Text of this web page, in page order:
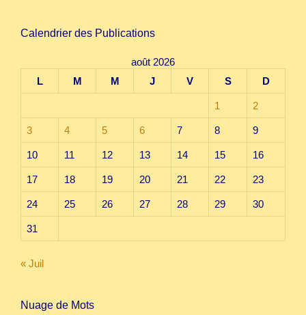
Calendrier des Publications
août 2026
L
M M J V S D
1 2
3 4 5 6 7 8 9
10 11 12 13 14 15 16
17 18 19 20 21 22 23
24 25 26 27 28 29 30
31
« Juil
Nuage de Mots